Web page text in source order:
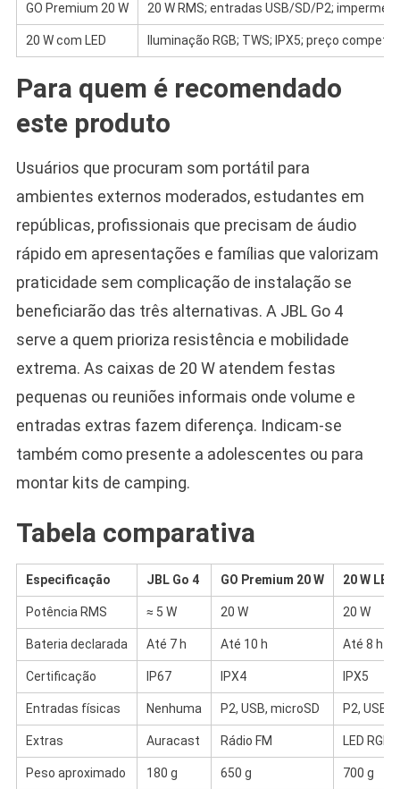
GO Premium 20 W 20 W RMS; entradas USB/SD/P2;
20 W com LED Iluminação RGB; TWS; IPX5; preço
Para quem é recomendado
este produto
Usuários que procuram som portátil para
ambientes externos moderados, estudantes em
repúblicas, profissionais que precisam de áudio
rápido em apresentações e famílias que valorizam
praticidade sem complicação de instalação se
beneficiarão das três alternativas. A JBL Go 4
serve a quem prioriza resistência e mobilidade
extrema. As caixas de 20 W atendem festas
pequenas ou reuniões informais onde volume e
entradas extras fazem diferença. Indicam-se
também como presente a adolescentes ou para
montar kits de camping.
Tabela comparativa
Especificação JBL Go 4 GO Premium 20 W 20 W
Potência RMS ≈ 5 W 20 W 20 W
Bateria declarada Até 7 h Até 10 h Até 8 h
Certificação IP67 IPX4 IPX5
Entradas físicas Nenhuma P2, USB, microSD P2, USB
Extras Auracast Rádio FM LED RGB,
Peso aproximado 180 g 650 g 700 g